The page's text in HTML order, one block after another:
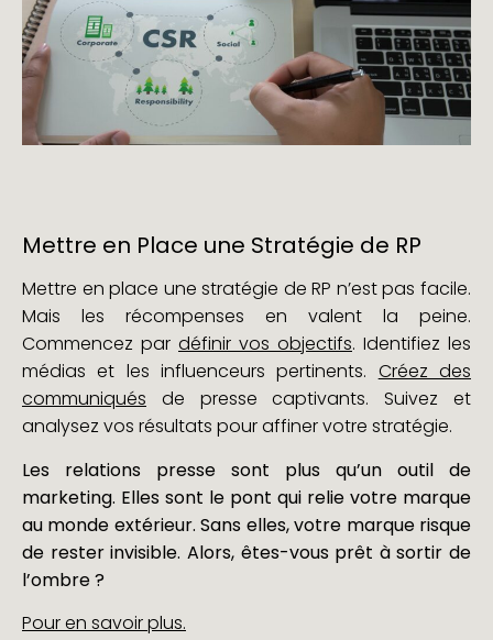
Mettre en Place une Stratégie de RP
Mettre en place une stratégie de RP n’est pas facile.
Mais les récompenses en valent la peine.
Commencez par définir vos objectifs. Identifiez les
médias et les influenceurs pertinents. Créez des
communiqués de presse captivants. Suivez et
analysez vos résultats pour affiner votre stratégie.
Les relations presse sont plus qu’un outil de
marketing. Elles sont le pont qui relie votre marque
au monde extérieur. Sans elles, votre marque risque
de rester invisible. Alors, êtes-vous prêt à sortir de
l’ombre ?
Pour en savoir plus.